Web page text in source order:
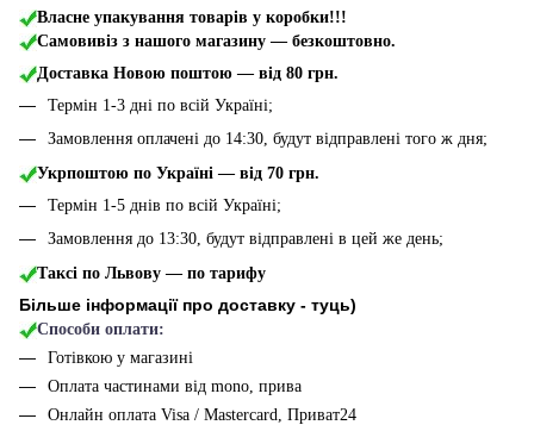
Власне упакування товарів у коробки!!!
Самовивіз з нашого магазину — безкоштовно.
Доставка Новою поштою — від 80 грн.
Термін 1-3 дні по всій Україні;
Замовлення оплачені до 14:30, будут відправлені того ж дня;
Укрпоштою по Україні — від 70 грн.
Термін 1-5 днів по всій Україні;
Замовлення до 13:30, будут відправлені в цей же день;
Таксі по Львову — по тарифу
Більше інформації про доставку - туць)
Способи оплати:
Готівкою у магазині
Оплата частинами від mono, прива
Онлайн оплата Visa / Mastercard, Приват24